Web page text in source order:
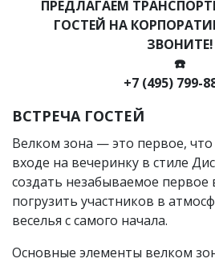
ПРЕДЛАГАЕМ
ГОСТЕЙ НА
ЗВОНИТЕ!
☎️
+7 (495) 799-
ВСТРЕЧА ГОСТЕЙ
Велком зона — это первое, что
входе на вечеринку в стиле
создать незабываемое первое
погрузить участников в
веселья с самого начала.
Основные элементы велком